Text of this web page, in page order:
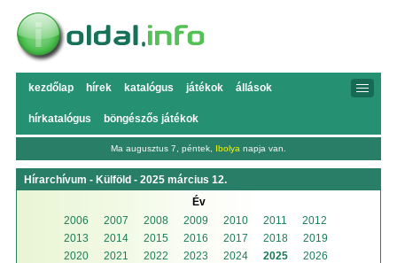
kezdőlap hírek katalógus játékok állások
hírkatalógus böngészős játékok
Ma augusztus 7, péntek, Ibolya napja van.
Hírarchívum - Külföld - 2025 március 12.
Év
2006
2007 2008 2009 2010 2011
2012
2013
2014 2015 2016 2017 2018
2019
2020
2021 2022 2023 2024 2025 2026